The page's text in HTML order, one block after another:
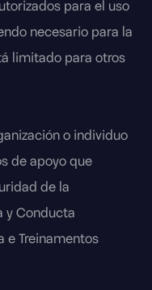
para el uso
necesario para la
limitado para otros
o individuo
de apoyo que
de la
y Conducta
e Treinamentos